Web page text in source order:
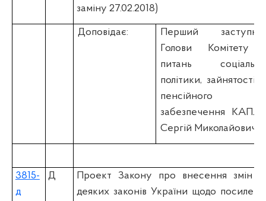
заміну 27.02.2018)
Доповідає:
Перший
Голови Комітету
питань
політики, зайнятості
пенсійного
забезпечення
Сергій Миколайович
3815-
д
Д
Проект Закону про внесення змін
деяких законів України щодо